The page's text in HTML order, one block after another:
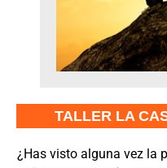
TALLER LA
¿Has visto alguna vez la